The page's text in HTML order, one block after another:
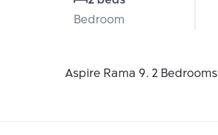
Bedroom
Aspire Rama 9. 2 Bedrooms